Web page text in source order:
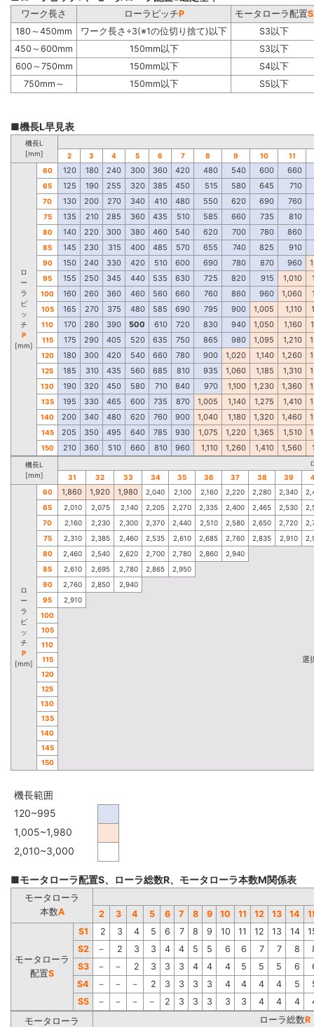
ワーク長さ ローラピッチP モータローラ配置S
180～450mm
ワーク長さ÷3(※1の位切り捨て)以下
S3以下
450～600mm
150mm以下
S3以下
600～750mm
150mm以下
S4以下
750mm～
150mm以下 S5以下
■機長L早見表
機長L
[mm]
2 3 4 5 6 7 8 9 10 11
ロ
ー
ラ
ピ
ッ
チ
P
[mm]
60 120 180 240 300 360 420 480 540 600 660
65 125 190 255 320 385 450 515 580 645 710
70 130 200 270 340 410 480 550 620 690 760
75 135 210 285 360 435 510 585 660 735 810
80 140 220 300 380 460 540 620 700 780 860
85 145 230 315 400 485 570 655 740 825 910
90 150 240 330 420 510 600 690 780 870 960
95 155 250 345 440 535 630 725 820 915 1,010
100 160 260 360 460 560 660 760 860 960 1,060
105 165 270 375 480 585 690 795 900 1,005 1,110
110 170 280 390 500 610 720 830 940 1,050 1,160
115 175 290 405 520 635 750 865 980 1,095 1,210
120 180 300 420 540 660 780 900 1,020 1,140 1,260
125 185 310 435 560 685 810 935 1,060 1,185 1,310
130 190 320 450 580 710 840 970 1,100 1,230 1,360
135 195 330 465 600 735 870 1,005 1,140 1,275 1,410
140 200 340 480 620 760 900 1,040 1,180 1,320 1,460
145 205 350 495 640 785 930 1,075 1,220 1,365 1,510
150 210 360 510 660 810 960 1,110 1,260 1,410 1,560
機長L
[mm]
31
32 33 34 35 36 37 38 39
ロ
ー
ラ
ピ
ッ
チ
P
[mm]
60 1,860 1,920 1,980 2,040 2,100 2,160 2,220 2,280 2,340
65
2,010 2,075 2,140 2,205 2,270 2,335 2,400 2,465 2,530
70
2,160 2,230 2,300 2,370 2,440 2,510 2,580 2,650 2,720
75
2,310 2,385 2,460 2,535 2,610 2,685 2,760 2,835 2,910
80
2,460 2,540 2,620 2,700 2,780 2,860
2,940
85
2,610 2,695 2,780 2,865
2,950
90
2,760 2,850
2,940
95
2,910
100
105
110
115
選
120
125
130
135
140
145
150
機長範囲
120~995
1,005~1,980
2,010~3,000
■モータローラ配置S、ローラ総数R、モータローラ本数M関係表
モータローラ
本数A 2 3 4 5 6 7 8 9 10 11 12 13 14
モータローラ
配置S
S1 2 3 4 5 6 7 8 9 10 11 12 13 14
S2
－ 2 3 3 4 4 5 5 6 6 7 7 8
S3
－ － 2 3 3 3 4 4 4 5 5 5 6
S4
－ － － 2 3 3 3 3 4 4 4 4 5
S5
－ － － － 2 3 3 3 3 3 4 4 4
モータローラ
ローラ総数R